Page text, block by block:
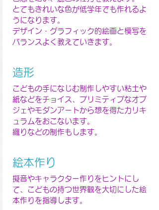
とてもきれいな色が低学年でも作れるよ
うになります。
デザイン・グラフィック的絵画と模写を
バランスよく教えていきます。
造形
こどもの手になじむ制作しやすい粘土や
紙などをチョイス、プリミティブなオブ
ジェやモダンアートから想を得たカリキ
ュラムをおこないます。
織りなどの制作もします。
絵本作り
擬音やキャラクター作りをヒントにし
て、こどもの持つ世界観を大切にした絵
本作りを指導します。